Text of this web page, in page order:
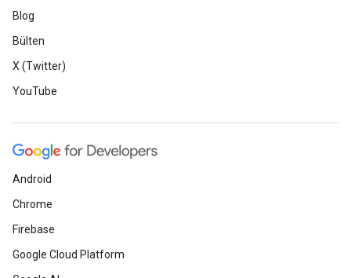
Blog
Bülten
X (Twitter)
YouTube
Android
Chrome
Firebase
Google Cloud Platform